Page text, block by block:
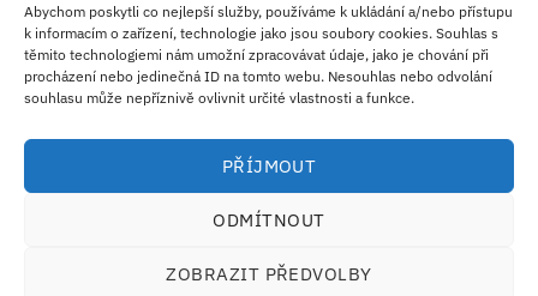
Abychom poskytli co nejlepší služby, používáme k ukládání a/nebo přístupu
k informacím o zařízení, technologie jako jsou soubory cookies. Souhlas s
těmito technologiemi nám umožní zpracovávat údaje, jako je chování při
procházení nebo jedinečná ID na tomto webu. Nesouhlas nebo odvolání
souhlasu může nepříznivě ovlivnit určité vlastnosti a funkce.
PŘÍJMOUT
ODMÍTNOUT
ZOBRAZIT PŘEDVOLBY
Credit
Card
2
Klarna
Apple
Pay
Google
Pay
PayPal
ZÁSADY DOPRAVY
ZÁSADY VRÁCENÍ ZBOŽÍ
OBCHODNÍ PODMÍNKY
KONTAKT O NÁS B2B
IMPRINT
OMEZENÍ ODPOVĚDNOSTI
ZÁSADY COOKIES
Antim I Street, No. 14, fl. 2, law office, 1303 Sofia, Bulharsko
· Email:support@ecosupplements.eu
Česká obchodní inspekce (ČOI)· Řešení přeshraničních sporů: